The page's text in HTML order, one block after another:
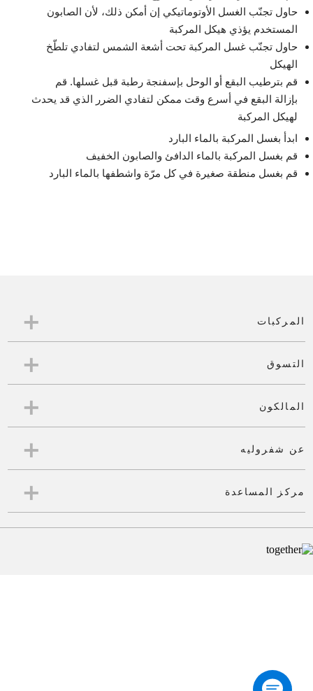
حاول تجنّب الغسل الأوتوماتيكي إن أمكن ذلك، لأن الصابون
المستخدم يؤذي هيكل المركبة
حاول تجنّب غسل المركبة تحت أشعة الشمس لتفادي تلطّخ
الهيكل
قم بترطيب البقع أو الوحل بإسفنجة رطبة قبل غسلها. قم
بإزالة البقع في أسرع وقت ممكن لتفادي الضرر الذي قد يحدث
لهيكل المركبة
ابدأ بغسل المركبة بالماء البارد
قم بغسل المركبة بالماء الدافئ والصابون الخفيف
قم بغسل منطقة صغيرة في كل مرّة واشطفها بالماء البارد